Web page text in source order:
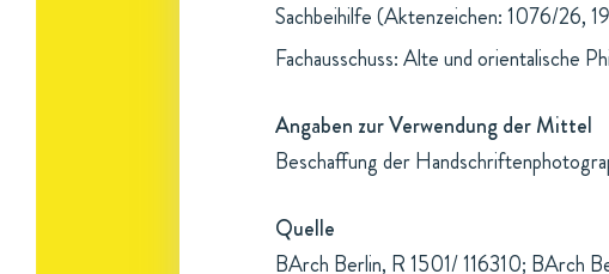
Sachbeihilfe (Aktenzeichen: 1076/26,
Fachausschuss: Alte und orientalische
Angaben zur Verwendung der Mittel
Beschaffung der
Quelle
BArch Berlin, R 1501/ 116310; BArch